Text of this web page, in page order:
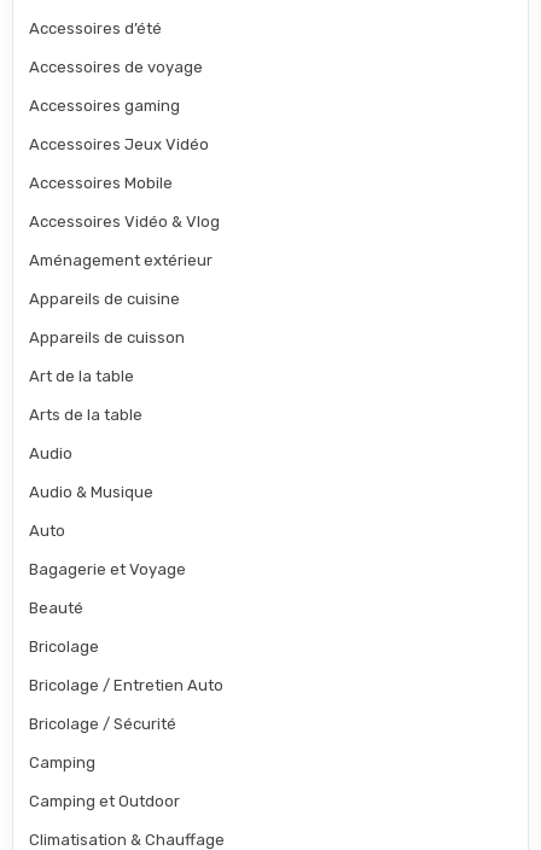
Accessoires d’été
Accessoires de voyage
Accessoires gaming
Accessoires Jeux Vidéo
Accessoires Mobile
Accessoires Vidéo & Vlog
Aménagement extérieur
Appareils de cuisine
Appareils de cuisson
Art de la table
Arts de la table
Audio
Audio & Musique
Auto
Bagagerie et Voyage
Beauté
Bricolage
Bricolage / Entretien Auto
Bricolage / Sécurité
Camping
Camping et Outdoor
Climatisation & Chauffage